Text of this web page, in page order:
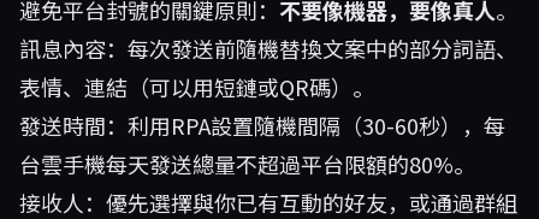
避免平台封號的關鍵原則： 不要像機器，要像真人。
訊息內容：每次發送前隨機替換文案中的部分詞語、
表情、連結（可以用短鏈或QR碼）。
發送時間：利用RPA設置隨機間隔（30-60秒），每
台雲手機每天發送總量不超過平台限額的80%。
接收人：優先選擇與你已有互動的好友，或通過群組